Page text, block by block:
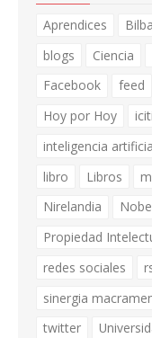
Aprendices
blogs
Ciencia
Facebook
feed
Hoy por Hoy
inteligencia
libro
Libros
Nirelandia
Propiedad
redes sociales
sinergia
twitter